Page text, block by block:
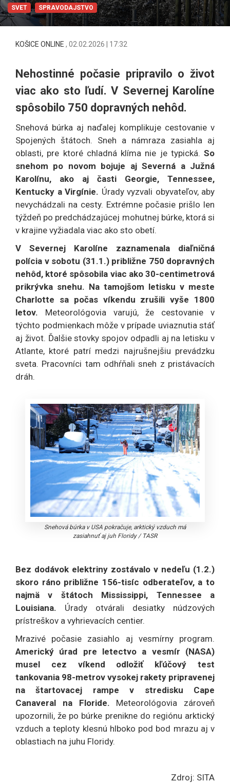
SVET SPRAVODAJSTVO
KOŠICE ONLINE , 02.02.2026 | 17:32
Nehostinné počasie pripravilo o život
viac ako sto ľudí. V Severnej Karolíne
spôsobilo 750 dopravných nehôd.
Snehová búrka aj naďalej komplikuje cestovanie v
Spojených štátoch. Sneh a námraza zasiahla aj
oblasti, pre ktoré chladná klíma nie je typická. So
snehom po novom bojuje aj Severná a Južná
Karolínu, ako aj časti Georgie, Tennessee,
Kentucky a Virgínie. Úrady vyzvali obyvateľov, aby
nevychádzali na cesty. Extrémne počasie prišlo len
týždeň po predchádzajúcej mohutnej búrke, ktorá si
v krajine vyžiadala viac ako sto obetí.
V Severnej Karolíne zaznamenala diaľničná
polícia v sobotu (31.1.) približne 750 dopravných
nehôd, ktoré spôsobila viac ako 30-centimetrová
prikrývka snehu. Na tamojšom letisku v meste
Charlotte sa počas víkendu zrušili vyše 1800
letov. Meteorológovia varujú, že cestovanie v
týchto podmienkach môže v prípade uviaznutia stáť
aj život. Ďalšie stovky spojov odpadli aj na letisku v
Atlante, ktoré patrí medzi najrušnejšiu prevádzku
sveta. Pracovníci tam odhŕňali sneh z pristávacích
dráh.
Snehová búrka v USA pokračuje, arktický vzduch má
zasiahnuť aj juh Floridy/ TASR
Bez dodávok elektriny zostávalo v nedeľu (1.2.)
skoro ráno približne 156-tisíc odberateľov, a to
najmä v štátoch Mississippi, Tennessee a
Louisiana. Úrady otvárali desiatky núdzových
prístreškov a vyhrievacích centier.
Mrazivé počasie zasiahlo aj vesmírny program.
Americký úrad pre letectvo a vesmír (NASA)
musel cez víkend odložiť kľúčový test
tankovania 98-metrov vysokej rakety pripravenej
na štartovacej rampe v stredisku Cape
Canaveral na Floride. Meteorológovia zároveň
upozornili, že po búrke prenikne do regiónu arktický
vzduch a teploty klesnú hlboko pod bod mrazu aj v
oblastiach na juhu Floridy.
Zdroj: SITA